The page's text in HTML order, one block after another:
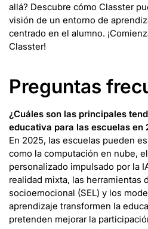
allá? Descubre cómo Classter
visión de un entorno de
centrado en el alumno.
Classter!
Preguntas
¿Cuáles son las principales
educativa para las escuelas en
En 2025, las escuelas pueden
como la computación en nube,
personalizado impulsado por la
realidad mixta, las herramientas
socioemocional (SEL) y los
aprendizaje transformen la
pretenden mejorar la